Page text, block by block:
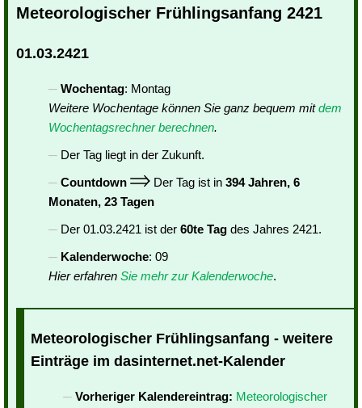
Meteorologischer Frühlingsanfang 2421
01.03.2421
Wochentag: Montag
Weitere Wochentage können Sie ganz bequem mitdem
Wochentagsrechner berechnen.
Der Tag liegt in der Zukunft.
Countdown
Der Tag ist in 394 Jahren, 6
Monaten, 23 Tagen
Der 01.03.2421 ist der 60te Tag des Jahres 2421.
Kalenderwoche: 09
Hier erfahren Sie mehr zur Kalenderwoche.
Meteorologischer Frühlingsanfang - weitere
Einträge im dasinternet.net-Kalender
Vorheriger Kalendereintrag: Meteorologischer